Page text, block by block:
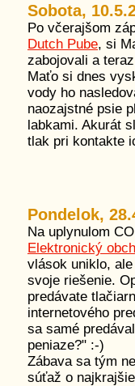
Sobota,
Po včerajšom
Dutch Pube, si
zabojovali a
Maťo si dnes
vody ho
naozajstné psie
labkami. Akurát
tlak pri kontakte
Pondelok,
Na uplynulom
Elektronický
vlások uniklo,
svoje riešenie.
predávate
internetového
sa samé
peniaze?" :-)
Zábava sa tým
súťaž o